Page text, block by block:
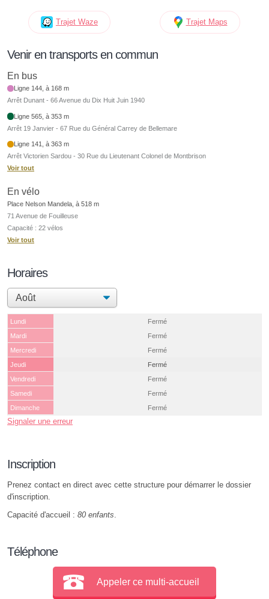
Trajet Waze Trajet Maps
Venir en transports en commun
En bus
Ligne 144, à 168 m
Arrêt Dunant - 66 Avenue du Dix Huit Juin 1940
Ligne 565, à 353 m
Arrêt 19 Janvier - 67 Rue du Général Carrey de Bellemare
Ligne 141, à 363 m
Arrêt Victorien Sardou - 30 Rue du Lieutenant Colonel de Montbrison
Voir tout
En vélo
Place Nelson Mandela, à 518 m
71 Avenue de Fouilleuse
Capacité : 22 vélos
Voir tout
Horaires
Lundi
Fermé
Mardi
Fermé
Mercredi
Fermé
Jeudi
Fermé
Vendredi
Fermé
Samedi
Fermé
Dimanche
Fermé
Signaler une erreur
Inscription
Prenez contact en direct avec cette structure pour démarrer le dossier
d'inscription.
Capacité d'accueil : 80 enfants.
Téléphone
Appeler ce multi-accueil